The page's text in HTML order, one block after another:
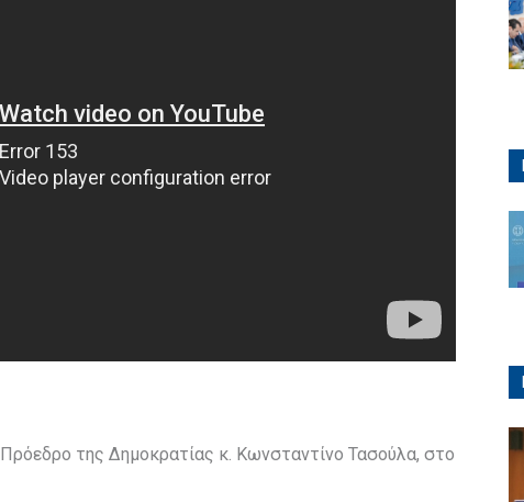
της Δημοκρατίας κ. Κωνσταντίνο Τασούλα, στο